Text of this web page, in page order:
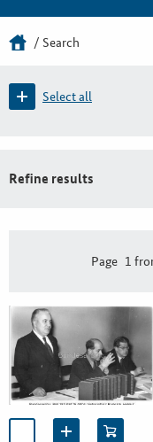
Search
Select all
Refine results
Page 1